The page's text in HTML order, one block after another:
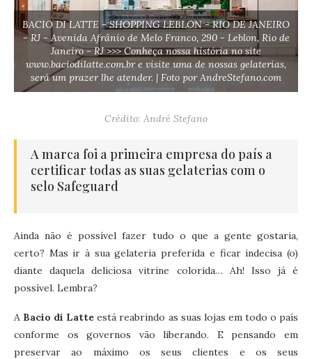
BACIO DI LATTE - SHOPPING LEBLON - RIO DE JANEIRO
- RJ - Avenida Afrânio de Melo Franco, 290 - Leblon, Rio de
Janeiro - RJ >>> Conheça nossa história no site
www.baciodilatte.com.br e visite uma de nossas gelaterias,
será um prazer lhe atender. | Foto por AndreStefano.com
Crédito: André Stefano
A marca foi a primeira empresa do país a
certificar todas as suas gelaterias com o
selo Safeguard
Ainda não é possível fazer tudo o que a gente gostaria,
certo? Mas ir à sua gelateria preferida e ficar indecisa (o)
diante daquela deliciosa vitrine colorida… Ah! Isso já é
possível. Lembra?
A Bacio di Latte está reabrindo as suas lojas em todo o país
conforme os governos vão liberando. E pensando em
preservar ao máximo os seus clientes e os seus